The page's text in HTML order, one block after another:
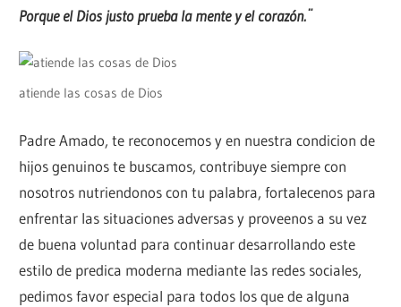
Porque el Dios justo prueba la mente y el corazón.¨
atiende las cosas de Dios
Padre Amado, te reconocemos y en nuestra condicion de
hijos genuinos te buscamos, contribuye siempre con
nosotros nutriendonos con tu palabra, fortalecenos para
enfrentar las situaciones adversas y proveenos a su vez
de buena voluntad para continuar desarrollando este
estilo de predica moderna mediante las redes sociales,
pedimos favor especial para todos los que de alguna